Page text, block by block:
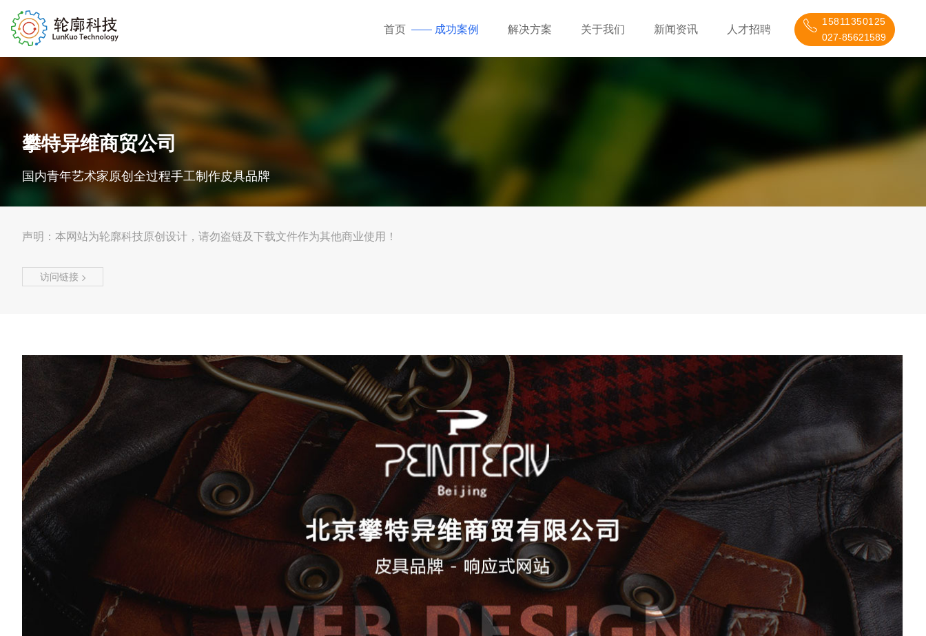
15811350125
027-85621589
首页 成功案例 解决方案 关于我们 新闻资讯 人才招聘
攀特异维商贸公司
国内青年艺术家原创全过程手工制作皮具品牌
声明：本网站为轮廓科技原创设计，请勿盗链及下载文件作为其他商业使用！
访问链接